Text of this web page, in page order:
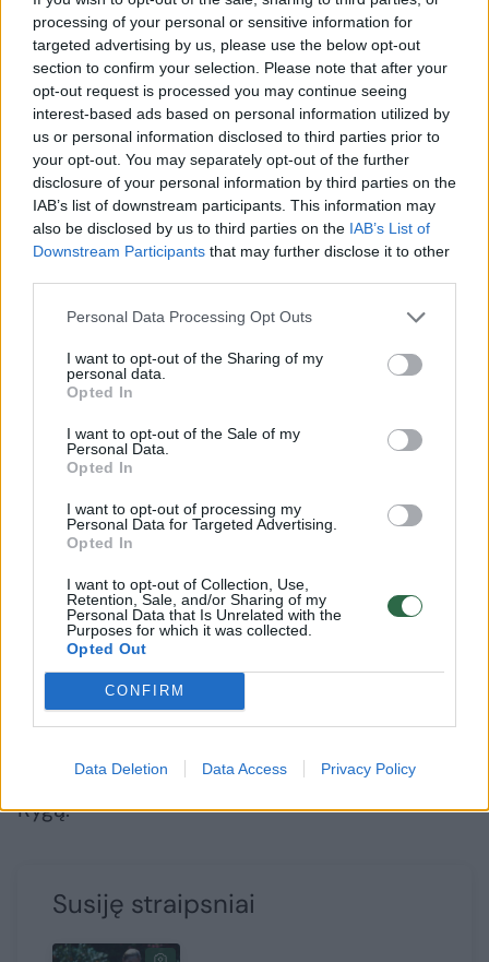
processing of your personal or sensitive information for
targeted advertising by us, please use the below opt-out
section to confirm your selection. Please note that after your
opt-out request is processed you may continue seeing
interest-based ads based on personal information utilized by
us or personal information disclosed to third parties prior to
your opt-out. You may separately opt-out of the further
disclosure of your personal information by third parties on the
IAB’s list of downstream participants. This information may
also be disclosed by us to third parties on the IAB’s List of
Downstream Participants that may further disclose it to other
Personal Data Processing Opt Outs
I want to opt-out of the Sharing of my
personal data.
Opted In
I want to opt-out of the Sale of my
Personal Data.
Opted In
I want to opt-out of processing my
Personal Data for Targeted Advertising.
Opted In
I want to opt-out of Collection, Use,
Retention, Sale, and/or Sharing of my
Personal Data that Is Unrelated with the
Purposes for which it was collected.
Opted Out
CONFIRM
Data Deletion Data Access Privacy Policy
papasakoti pikantišką istoriją, bet iš tiesų
gyvenau labai paprastai.
Į Angliją keliavau, nes norėjau tobulėti.
Lankiau įvairius meistriškumo kursus,
bendravau su muzikantais, dalyvavau operų,
spektaklių atrankose.
Pakeisti aplinką, išeiti iš komforto zonos –
prasimušti, užsikabinti, bet dėl to neliūdžiu.
Ten milžiniška konkurencija, mažai kam
pasiseka. Užtat patirties įgijau daug“, –
pasakojo Ona.
Plauti indų restorane ar dirbti parduotuvėje
jai neteko – pragyventi pavyko ir iki šiol
pavyksta iš Lietuvoje rengiamų koncertų.
Ona prieš keletą metų iki skausmo gerai
pažinojo Londono oro uostų laukiamąsias
išvardyti visas degalines kelyje iš Vilniaus į
Rygą.
Susiję straipsniai